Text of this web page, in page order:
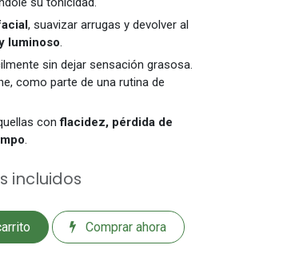
, suavizar arrugas y devolver al
luminoso.
sin dejar sensación grasosa.
como parte de una rutina de
conflacidez, pérdida de
.
incluidos
Comprar ahora